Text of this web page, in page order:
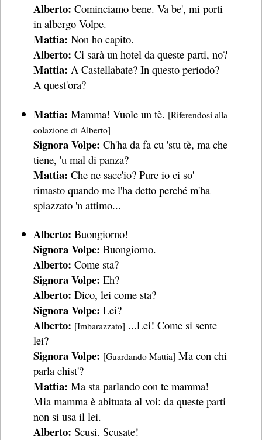
Alberto:Cominciamo bene. Va be', mi porti
in albergo Volpe.
Mattia:Non ho capito.
Alberto:Ci sarà un hotel da queste parti, no?
Mattia: A Castellabate? In questo periodo?
A quest'ora?
Mattia:Mamma! Vuole un tè. [Riferendosi alla
colazione di Alberto]
Signora Volpe: Ch'ha da fa cu 'stu tè, ma che
tiene, 'u mal di panza?
Mattia:Che ne sacc'io? Pure io ci so'
rimasto quando me l'ha detto perché m'ha
spiazzato 'n attimo...
Alberto:Buongiorno!
Signora Volpe: Buongiorno.
Alberto:Come sta?
Signora Volpe:Eh?
Alberto:Dico, lei come sta?
Signora Volpe:Lei?
Alberto: [Imbarazzato] ...Lei! Come si sente
lei?
Signora Volpe: [Guardando Mattia] Ma con chi
parla chist'?
Mattia:Ma sta parlando con te mamma!
Mia mamma è abituata al voi: da queste parti
non si usa il lei.
Alberto:Scusi. Scusate!